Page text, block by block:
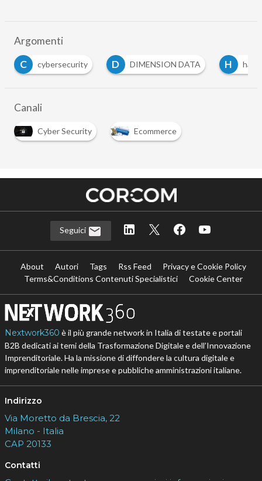
Argomenti
C
cybersecurity D DIMENSION DATA H
Canali
Cyber Security
Ecommerce
Seguici
About Autori Tags Rss Feed
Privacy e Cookie Policy
Terms&Conditions Contenuti Specialistici
Cookie Center
Nextwork360 è il più grande network in Italia di testate e portali
B2B dedicati ai temi della Trasformazione Digitale e dell’Innovazione
Imprenditoriale. Ha la missione di diffondere la cultura digitale e
imprenditoriale nelle imprese e pubbliche amministrazioni italiane.
Indirizzo
Via Moretto da Brescia, 22
Milano - Italia
CAP 20133
Contatti